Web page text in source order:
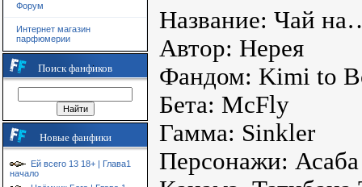
Форум
Интернет магазин
парфюмерии
Поиск фанфиков
Новые фанфики
Ей всего 13 18+ | Глава1
начало
Название: Чай
Автор: Нерея
Фандом: Kimi to
Бета: McFly
Гамма: Sinkler
Персонажи: